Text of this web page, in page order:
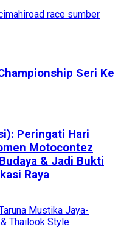
road race sumber
Seri Ke
Peringati Hari
Motocontez
& Jadi Bukti
Raya